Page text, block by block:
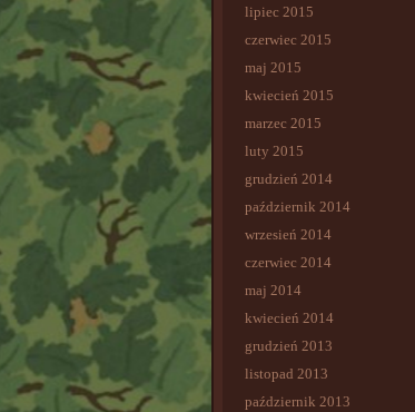
lipiec 2015
czerwiec 2015
maj 2015
kwiecień 2015
marzec 2015
luty 2015
grudzień 2014
październik 2014
wrzesień 2014
czerwiec 2014
maj 2014
kwiecień 2014
grudzień 2013
listopad 2013
październik 2013